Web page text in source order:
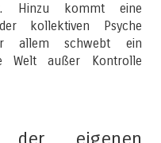
Hinzu kommt eine
kollektiven Psyche
allem schwebt ein
Welt außer Kontrolle